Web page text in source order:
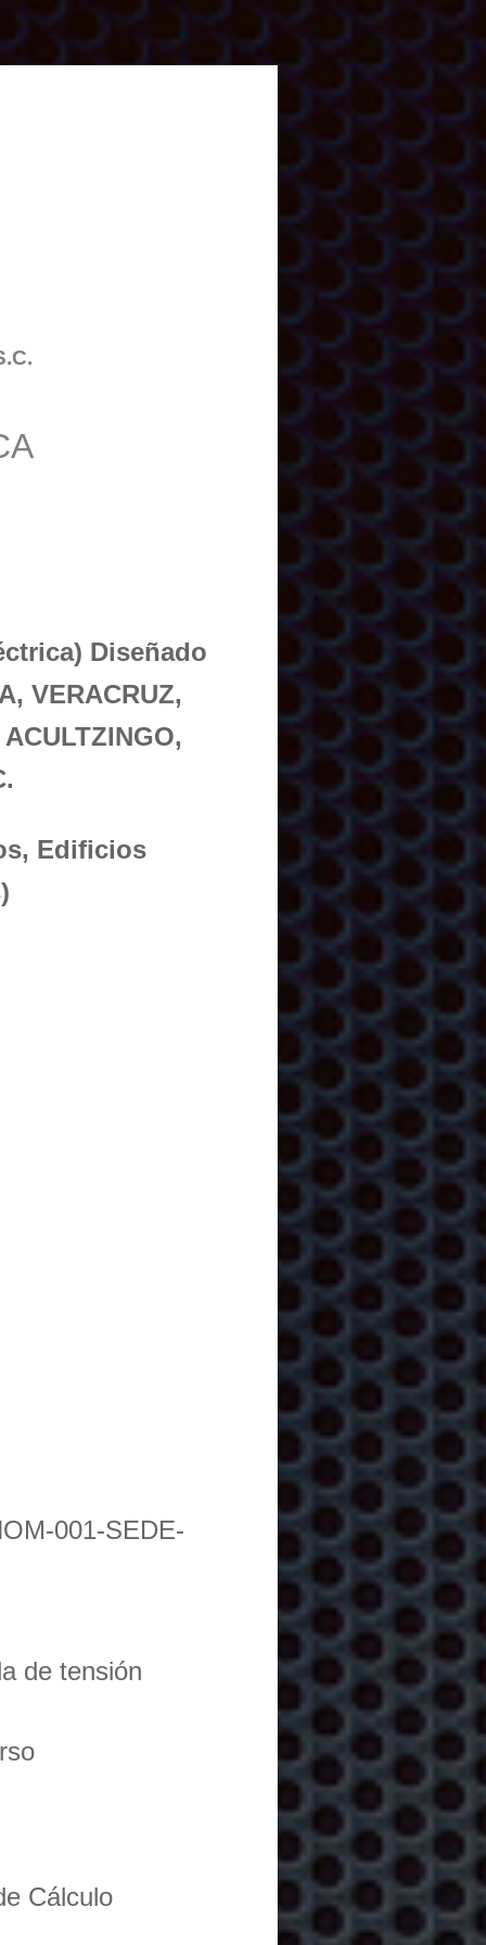
Diseñado
VERACRUZ,
Edificios
001-SEDE-
de tensión
Cálculo